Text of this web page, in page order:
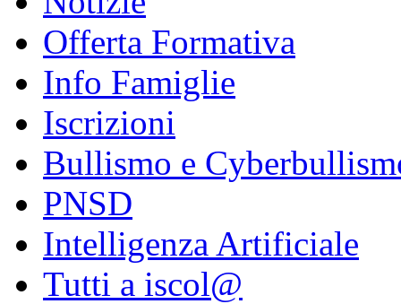
Offerta Formativa
Info Famiglie
Iscrizioni
Bullismo e
PNSD
Intelligenza Artificiale
Tutti a iscol@